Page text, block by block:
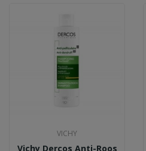
VICHY
Vichy Dercos Anti-Roos